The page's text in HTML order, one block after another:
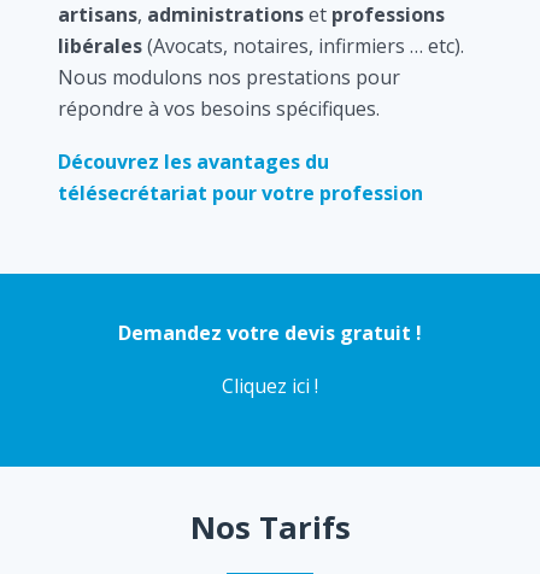
artisans, administrationset professions
libérales(Avocats, notaires, infirmiers … etc).
Nous modulons nos prestations pour
répondre à vos besoins spécifiques.
Découvrez les avantages du
télésecrétariat pour votre profession
Demandez votre devis gratuit !
Cliquez ici !
Nos Tarifs